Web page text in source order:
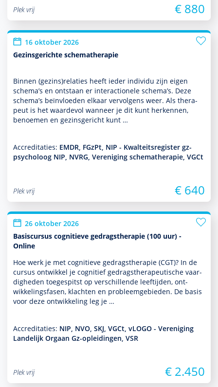
Plek vrij € 880
16 oktober 2026
Gezinsgerichte schematherapie
Binnen (gezins)relaties heeft ieder individu zijn eigen
schema’s en ontstaan er interactionele schema’s. Deze
schema’s beïnvloeden elkaar vervolgens weer. Als thera­
peut is het waardevol wanneer je dit kunt herkennen,
benoemen en gezinsgericht kunt …
Accreditaties: EMDR, FGzPt, NIP - Kwalteitsregister gz-
psycholoog NIP, NVRG, Vereniging schematherapie, VGCt
Plek vrij € 640
26 oktober 2026
Basiscursus cognitieve gedragstherapie (100 uur) -
Online
Hoe werk je met cogni­tieve gedrags­thera­pie (CGT)? In de
cursus ontwik­kel je cognitief gedrags­thera­peu­tische vaar­
dig­heden toegespitst op ver­schil­lende leeftijden, ont­
wikke­lingsfasen, klachten en probleemgebieden. De basis
voor deze ont­wikke­ling leg je …
Accreditaties: NIP, NVO, SKJ, VGCt, vLOGO - Vereniging
Landelijk Orgaan Gz-opleidingen, VSR
Plek vrij € 2.450